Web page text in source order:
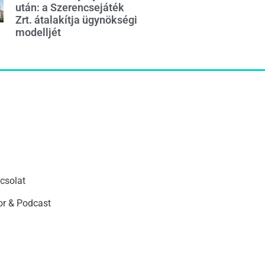
után: a Szerencsejáték
Zrt. átalakítja ügynökségi
modelljét
& Podcast